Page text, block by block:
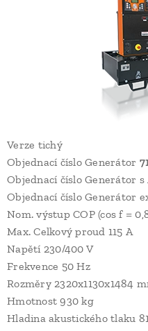
Verze tichý
Objednací číslo Generátor
Objednací číslo Generátor s
Objednací číslo Generátor
Nom. výstup COP (cos f =
Max. Celkový proud 115 A
Napětí 230/400 V
Frekvence 50 Hz
Rozměry 2320x1130x1484
Hmotnost 930 kg
Hladina akustického tlaku